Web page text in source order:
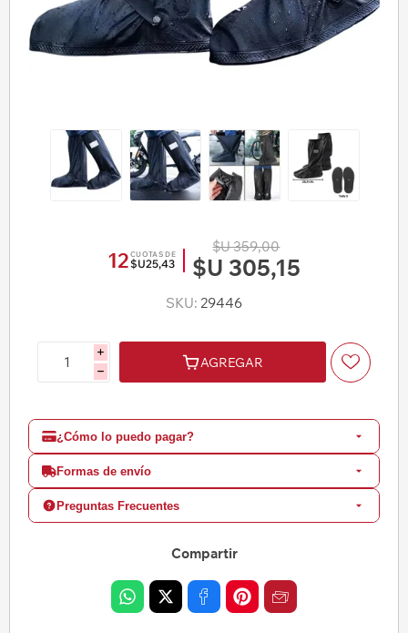
12 CUOTAS DE
$U25,43
$U 359,00
$U 305,15
SKU: 29446
i
h
AGREGAR
¿Cómo lo puedo pagar?
Formas de envío
Preguntas Frecuentes
Compartir